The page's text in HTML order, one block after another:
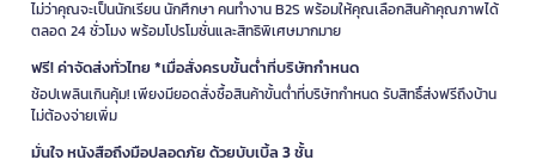
ไม่ว่าคุณจะเป็นนักเรียน นักศึกษา คนทำงาน B2S พร้อมให้คุณเลือกสินค้าคุณภาพได้
ตลอด 24 ชั่วโมง พร้อมโปรโมชั่นและสิทธิพิเศษมากมาย
ฟรี! ค่าจัดส่งทั่วไทย *เมื่อสั่งครบขั้นต่ำที่บริษัทกำหนด
ช้อปเพลินเกินคุ้ม! เพียงมียอดสั่งซื้อสินค้าขั้นต่ำที่บริษัทกำหนด รับสิทธิ์ส่งฟรีถึงบ้าน
ไม่ต้องจ่ายเพิ่ม
มั่นใจ หนังสือถึงมือปลอดภัย ด้วยบับเบิ้ล 3 ชั้น